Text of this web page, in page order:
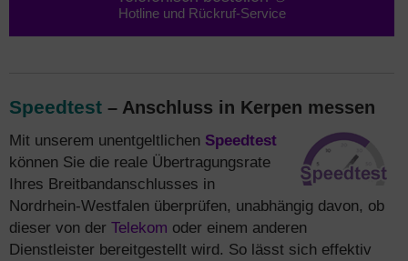
Hotline und Rückruf-Service
Speedtest – Anschluss in Kerpen messen
Mit unserem unentgeltlichen Speedtest
können Sie die reale Übertragungsrate
Ihres Breitbandanschlusses in
Nordrhein-Westfalen überprüfen, unabhängig davon, ob
dieser von der Telekom oder einem anderen
Dienstleister bereitgestellt wird. So lässt sich effektiv